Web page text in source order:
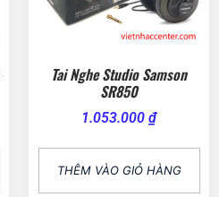
Tai Nghe Studio Samson
SR850
1.053.000 ₫
THÊM VÀO GIỎ HÀNG